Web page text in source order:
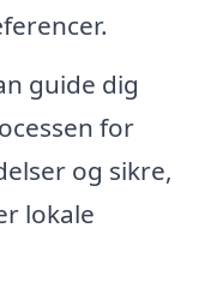
guide dig
for
og sikre,
lokale